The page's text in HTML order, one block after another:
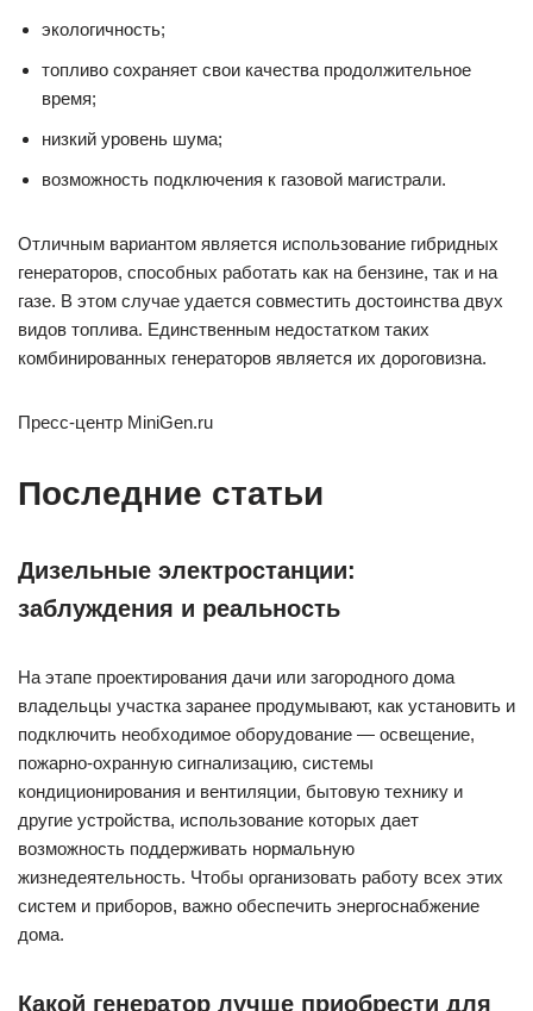
экологичность;
топливо сохраняет свои качества продолжительное
время;
низкий уровень шума;
возможность подключения к газовой магистрали.
Отличным вариантом является использование гибридных
генераторов, способных работать как на бензине, так и на
газе. В этом случае удается совместить достоинства двух
видов топлива. Единственным недостатком таких
комбинированных генераторов является их дороговизна.
Пресс-центр MiniGen.ru
Последние статьи
Дизельные электростанции:
заблуждения и реальность
На этапе проектирования дачи или загородного дома
владельцы участка заранее продумывают, как установить и
подключить необходимое оборудование — освещение,
пожарно-охранную сигнализацию, системы
кондиционирования и вентиляции, бытовую технику и
другие устройства, использование которых дает
возможность поддерживать нормальную
жизнедеятельность. Чтобы организовать работу всех этих
систем и приборов, важно обеспечить энергоснабжение
дома.
Какой генератор лучше приобрести для